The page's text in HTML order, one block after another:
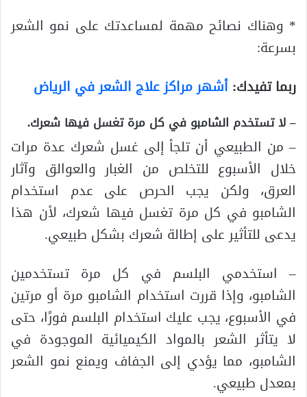
* وهناك نصائح مهمة لمساعدتك على نمو الشعر
بسرعة:
ربما تفيدك:أشهر مراكز علاج الشعر في الرياض
– لا تستخدم الشامبو في كل مرة تغسل فيها شعرك.
– من الطبيعي أن تلجأ إلى غسل شعرك عدة مرات
خلال الأسبوع للتخلص من الغبار والعوالق وآثار
العرق، ولكن يجب الحرص على عدم استخدام
الشامبو في كل مرة تغسل فيها شعرك، لأن هذا
يدعى للتأثير على إطالة شعرك بشكل طبيعي.
– استخدمي البلسم في كل مرة تستخدمين
الشامبو، وإذا قررت استخدام الشامبو مرة أو مرتين
في الأسبوع، يجب عليك استخدام البلسم فورًا، حتى
لا يتأثر الشعر بالمواد الكيميائية الموجودة في
الشامبو، مما يؤدي إلى الجفاف ويمنع نمو الشعر
بمعدل طبيعي.